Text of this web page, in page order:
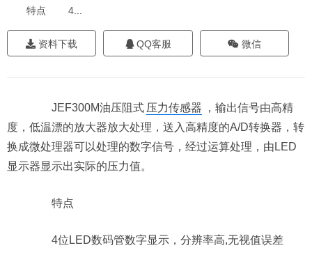
特点 4...
资料下载 QQ客服 微信
JEF300M油压阻式 压力传感器
，输出信号由高精
度，低温漂的放大器放大处理，送入高精度的A/D转换器，转
换成微处理器可以处理的数字信号，经过运算处理，由LED
显示器显示出实际的压力值。
特点
4位LED数码管数字显示，分辨率高,无视值误差